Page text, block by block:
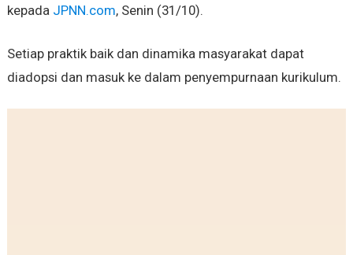
kepada JPNN.com, Senin (31/10).
‎Setiap praktik baik dan dinamika masyarakat dapat
diadopsi dan masuk ke dalam penyempurnaan kurikulum.